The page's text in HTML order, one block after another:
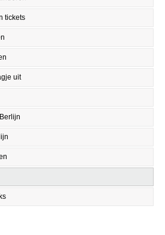
tickets
uit